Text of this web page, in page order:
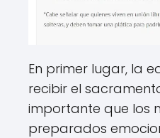
En primer lugar, la
recibir el
importante que los
preparados